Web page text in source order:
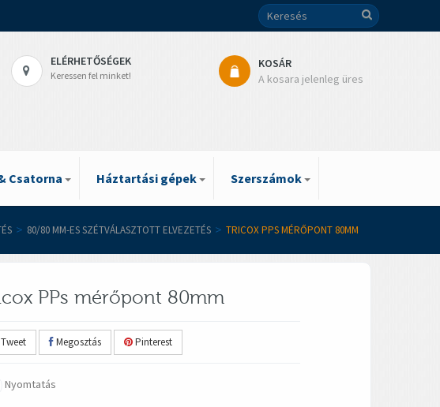
ELÉRHETŐSÉGEK
Keressen fel minket!
KOSÁR
A kosara jelenleg üres
Csatorna Háztartási gépek Szerszámok
> 80/80 MM-ES SZÉTVÁLASZTOTT ELVEZETÉS > TRICOX PPS MÉRŐPONT 80MM
PPs mérőpont 80mm
Megosztás Pinterest
Nyomtatás